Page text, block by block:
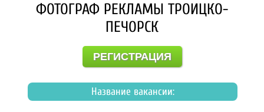
ФОТОГРАФ РЕКЛАМЫ ТРОИЦКО-
ПЕЧОРСК
РЕГИСТРАЦИЯ
Название вакансии: